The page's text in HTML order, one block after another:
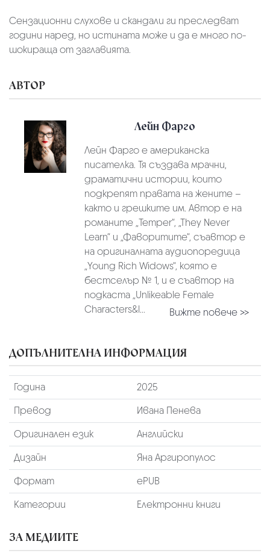
Сензационни слухове и скандали ги преследват
години наред, но истината може и да е много по-
шокираща от заглавията.
АВТОР
Лейн Фарго
Лейн Фарго е американска
писателка. Тя създава мрачни,
драматични истории, които
подкрепят правата на жените –
както и грешките им. Aвтор e на
романите „Temper“, „They Never
Learn“ и „Фаворитите“, съавтор e
на оригиналната аудиопоредица
„Young Rich Widows“, която е
бестселър № 1, и e съавтор на
подкаста „Unlikeable Female
Characters&l...
Вижте повече >>
ДОПЪЛНИТЕЛНА ИНФОРМАЦИЯ
Година
2025
Превод
Ивана Пенева
Оригинален език
Английски
Дизайн
Яна Аргиропулос
Формат
ePUB
Категории
Електронни книги
ЗА МЕДИИТЕ